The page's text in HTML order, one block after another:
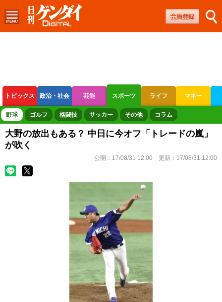
トピックス 政治・社会 芸能 スポーツ ライフ マネー
ボートレース 競輪 オートレース
野球 ゴルフ 格闘技 サッカー その他 コラム
大野の放出もある？ 中日に今オフ「トレードの嵐」
が吹く
公開： 17/08/31 12:00 更新： 17/08/31 12:00